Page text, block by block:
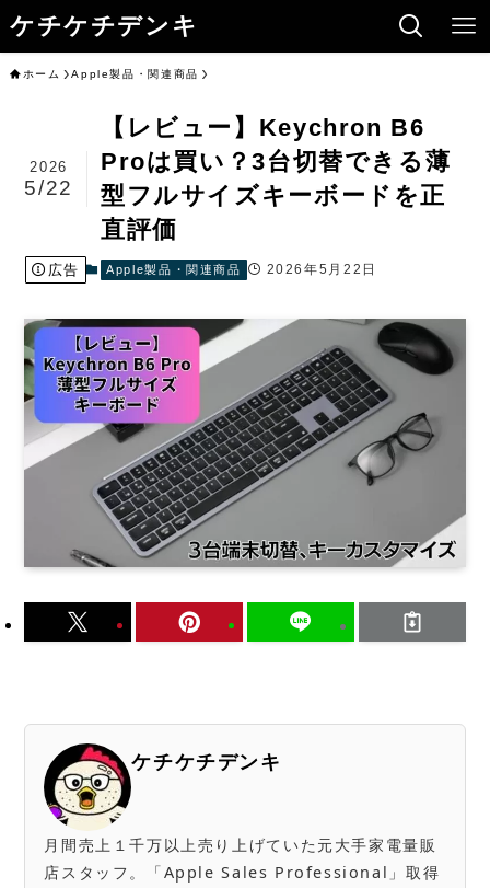
ケチケチデンキ
ホーム Apple製品・関連商品
【レビュー】Keychron B6
Proは買い？3台切替できる薄
型フルサイズキーボードを正
直評価
2026
5/22
広告 Apple製品・関連商品 2026年5月22日
ケチケチデンキ
月間売上１千万以上売り上げていた元大手家電量販
店スタッフ。「Apple Sales Professional」取得